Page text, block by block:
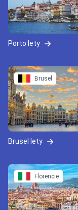
Porto lety
Brusel
Brusel lety
Florencie